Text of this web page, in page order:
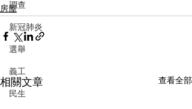
調查
新冠肺炎
選舉
義工
民生
房屋
相關文章 查看全部